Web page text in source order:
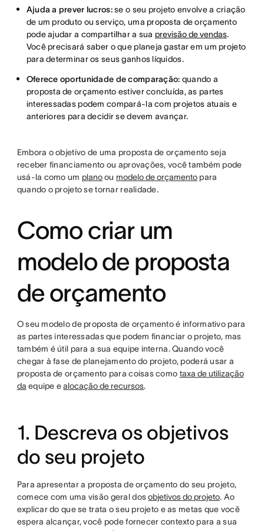
Ajuda a prever lucros:se o seu projeto envolve a criação
de um produto ou serviço, uma proposta de orçamento
pode ajudar a compartilhar a sua previsão de vendas.
Você precisará saber o que planeja gastar em um projeto
para determinar os seus ganhos líquidos.
Oferece oportunidade de comparação: quando a
proposta de orçamento estiver concluída, as partes
interessadas podem compará-la com projetos atuais e
anteriores para decidir se devem avançar.
Embora o objetivo de uma proposta de orçamento seja
receber financiamento ou aprovações, você também pode
usá-la como um planoou modelo de orçamento para
quando o projeto se tornar realidade.
Como criar um
modelo de proposta
de orçamento
O seu modelo de proposta de orçamento é informativo para
as partes interessadas que podem financiar o projeto, mas
também é útil para a sua equipe interna. Quando você
chegar à fase de planejamento do projeto, poderá usar a
proposta de orçamento para coisas como taxa de utilização
da equipe ealocação de recursos.
1. Descreva os objetivos
do seu projeto
Para apresentar a proposta de orçamento do seu projeto,
comece com uma visão geral dosobjetivos do projeto. Ao
explicar do que se trata o seu projeto e as metas que você
espera alcançar, você pode fornecer contexto para a sua